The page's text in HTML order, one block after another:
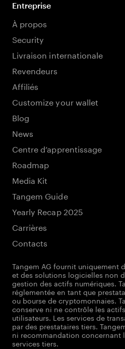
Entreprise
À propos
Security
Livraison internationale
Revendeurs
Affiliés
Customize your wallet
Blog
News
Centre d’apprentissage
Roadmap
Media Kit
Tangem Guide
Yearly Recap 2025
Carrières
Contacts
Tangem AG fournit uniquement
et des solutions logicielles non
gestion des actifs numériques.
réglementée en tant que
ou bourse de cryptomonnaies.
conserve ni ne contrôle les
utilisateurs. Les services de
par des prestataires tiers.
ni recommandation concernant
services tiers.